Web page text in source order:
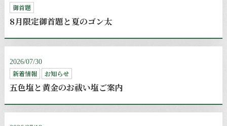
御首題
8月限定御首題と夏のゴン太
2026/07/30
新着情報 お知らせ
五色塩と黄金のお祓い塩ご案内